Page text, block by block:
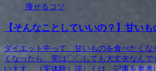
痩せるコツ
【そんなことしていいの？】甘い
ダイエット中って、甘いものを食べたく
くなったら、実は〇〇しても大丈夫なん
います。（実体験）詳しくは、記事を参考